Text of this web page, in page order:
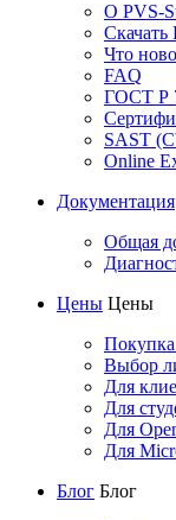
О PVS-
Скачать
Что
FAQ
ГОСТ Р
SAST
Online
Документация
Общая
Цены Цены
Выбор
Для
Для
Для
Для
Блог Блог